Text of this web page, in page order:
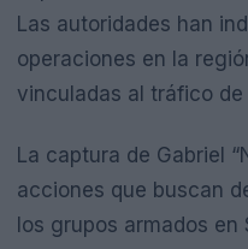
Las autoridades han
operaciones en la
vinculadas al tráfico
La captura de Gabriel
acciones que buscan
los grupos armados